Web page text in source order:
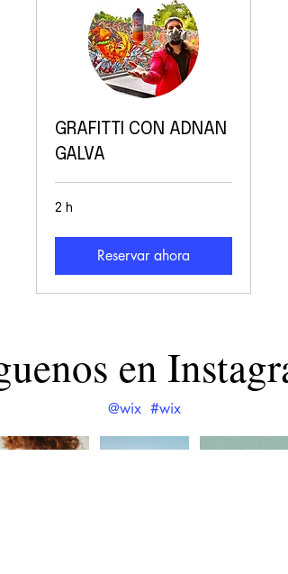
GRAFITTI CON ADNAN
GALVA
2 h
Reservar ahora
en
#wix
@wix